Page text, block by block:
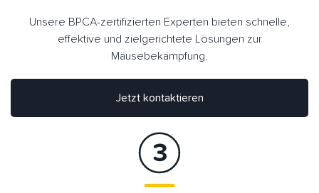
Jetzt kontaktieren
Unsere BPCA-zertifizierten Experten bieten schnelle,
effektive und zielgerichtete Lösungen zur
Mäusebekämpfung.